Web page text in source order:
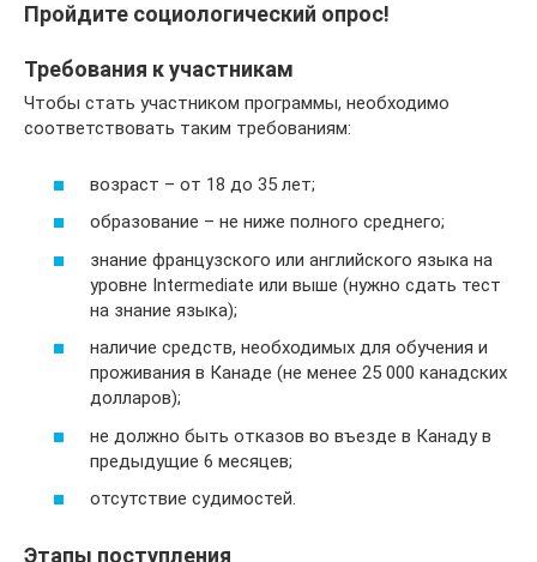
Пройдите социологический опрос!
Требования к участникам
Чтобы стать участником программы, необходимо
соответствовать таким требованиям:
возраст – от 18 до 35 лет;
образование – не ниже полного среднего;
знание французского или английского языка на
уровне Intermediate или выше (нужно сдать тест
на знание языка);
наличие средств, необходимых для обучения и
проживания в Канаде (не менее 25 000 канадских
долларов);
не должно быть отказов во въезде в Канаду в
предыдущие 6 месяцев;
отсутствие судимостей.
Этапы поступления